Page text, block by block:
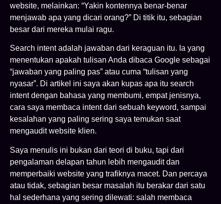
website, melainkan: “Yakin kontennya benar-benar
menjawab apa yang dicari orang?” Di titik itu, sebagian
besar dari mereka mulai ragu.
Search intent adalah jawaban dari keraguan itu. Ia yang
menentukan apakah tulisan Anda dibaca Google sebagai
“jawaban yang paling pas” atau cuma “tulisan yang
nyasar”. Di artikel ini saya akan kupas apa itu search
intent dengan bahasa yang membumi, empat jenisnya,
cara saya membaca intent dari sebuah keyword, sampai
kesalahan yang paling sering saya temukan saat
mengaudit website klien.
Saya menulis ini bukan dari teori di buku, tapi dari
pengalaman delapan tahun lebih mengaudit dan
memperbaiki website yang trafiknya macet. Dan percaya
atau tidak, sebagian besar masalah itu berakar dari satu
hal sederhana yang sering dilewati: salah membaca